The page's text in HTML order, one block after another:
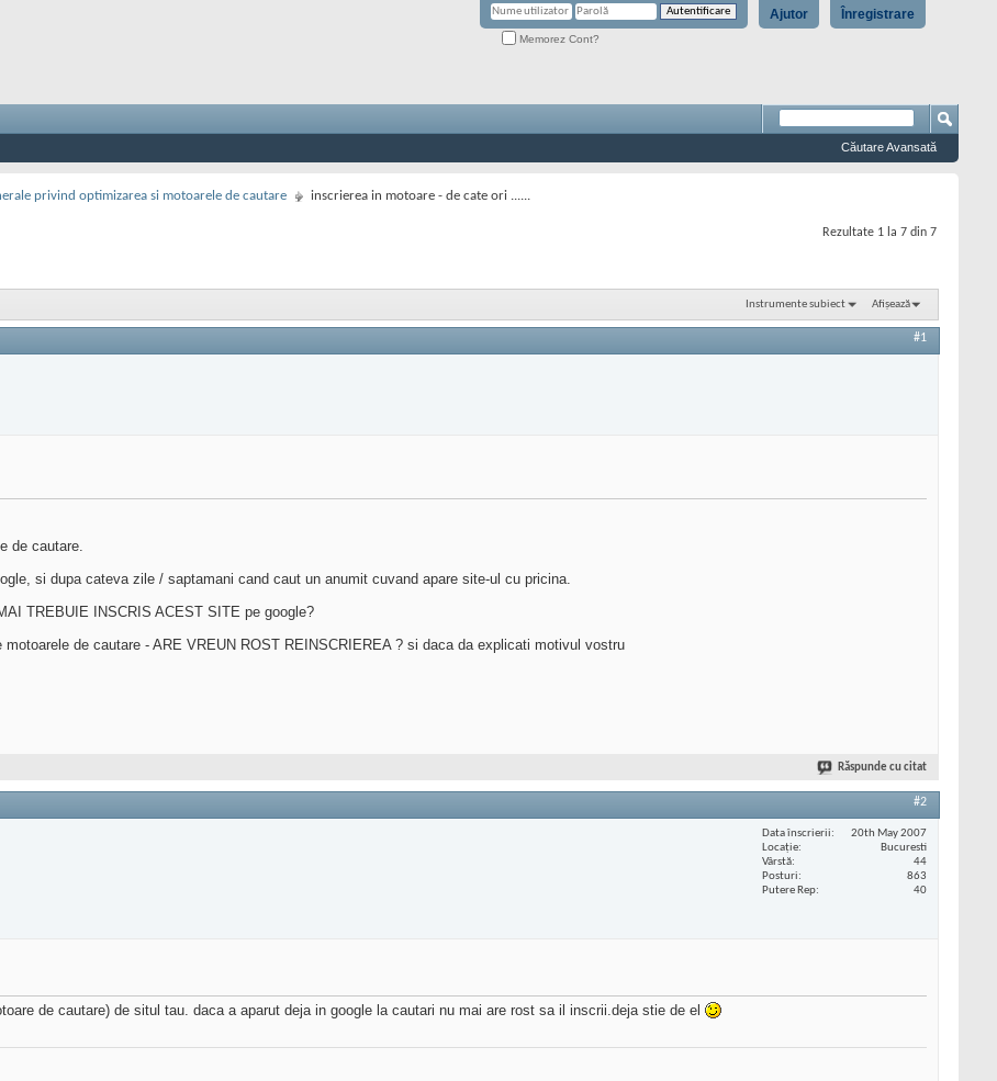
Înregistrare
Ajutor
Memorez Cont?
Căutare Avansată
privind optimizarea si motoarele de cautare inscrierea in motoare - de cate ori ......
Rezultate 1 la 7 din 7
Instrumente subiect Afișează
#1
de cautare.
si dupa cateva zile / saptamani cand caut un anumit cuvand apare site-ul cu pricina.
TREBUIE INSCRIS ACEST SITE pe google?
de cautare - ARE VREUN ROST REINSCRIEREA ? si daca da explicati motivul vostru
Răspunde cu citat
#2
Data înscrierii
20th May 2007
Locaţie
Bucuresti
Vârstă
44
Posturi
863
Putere Rep
40
de cautare) de situl tau. daca a aparut deja in google la cautari nu mai are rost sa il inscrii.deja stie de el